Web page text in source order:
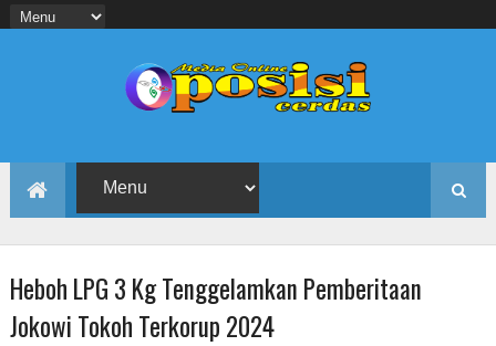
Heboh LPG 3 Kg Tenggelamkan Pemberitaan
Jokowi Tokoh Terkorup 2024